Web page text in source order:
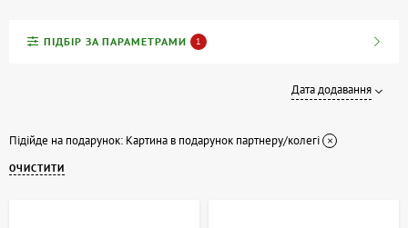
пейзажі, абстракції чи архітектурні мотиви. Формати
універсальні — панно, диптихи або класичні полотна.
картина у подарунок колезі з абстрактним сюжетом
картина бізнес-партнеру з сертифікатом автентичності
ПІДБІР ЗА ПАРАМЕТРАМИ 1
Дата додавання
Підійде на подарунок: Картина в подарунок партнеру/колегі
ОЧИСТИТИ